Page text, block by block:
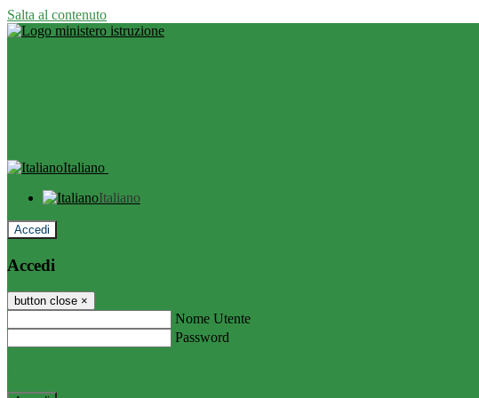
Salta al contenuto
Italiano
Italiano
Accedi
Accedi
button close ×
Nome Utente
Password